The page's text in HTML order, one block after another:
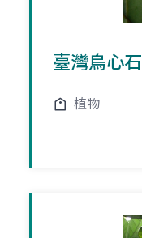
臺灣烏心石
植物